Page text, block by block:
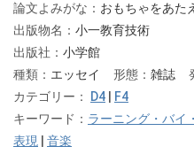
論文よみがな： おもちゃをあた
出版物名： 小一教育技術
出版社： 小学館
種類： エッセイ 形態： 雑誌
カテゴリー：
D4
F4
キーワード： ラーニング・バイ
表現
音楽